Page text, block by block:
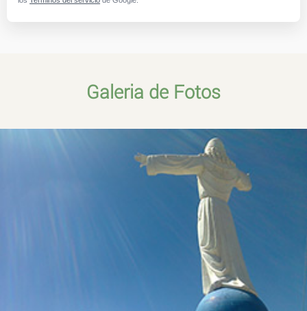
Galeria de Fotos